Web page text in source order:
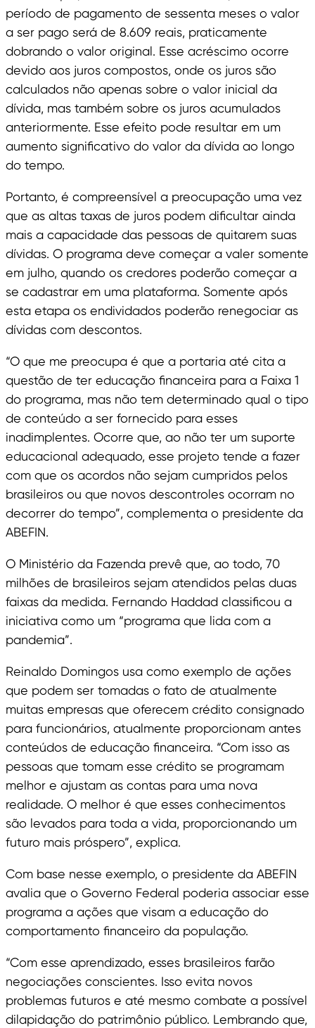
período de pagamento de sessenta meses o valor
a ser pago será de 8.609 reais, praticamente
dobrando o valor original. Esse acréscimo ocorre
devido aos juros compostos, onde os juros são
calculados não apenas sobre o valor inicial da
dívida, mas também sobre os juros acumulados
anteriormente. Esse efeito pode resultar em um
aumento significativo do valor da dívida ao longo
do tempo.
Portanto, é compreensível a preocupação uma vez
que as altas taxas de juros podem dificultar ainda
mais a capacidade das pessoas de quitarem suas
dívidas. O programa deve começar a valer somente
em julho, quando os credores poderão começar a
se cadastrar em uma plataforma. Somente após
esta etapa os endividados poderão renegociar as
dívidas com descontos.
“O que me preocupa é que a portaria até cita a
questão de ter educação financeira para a Faixa 1
do programa, mas não tem determinado qual o tipo
de conteúdo a ser fornecido para esses
inadimplentes. Ocorre que, ao não ter um suporte
educacional adequado, esse projeto tende a fazer
com que os acordos não sejam cumpridos pelos
brasileiros ou que novos descontroles ocorram no
decorrer do tempo”, complementa o presidente da
ABEFIN.
O Ministério da Fazenda prevê que, ao todo, 70
milhões de brasileiros sejam atendidos pelas duas
faixas da medida. Fernando Haddad classificou a
iniciativa como um “programa que lida com a
pandemia”.
Reinaldo Domingos usa como exemplo de ações
que podem ser tomadas o fato de atualmente
muitas empresas que oferecem crédito consignado
para funcionários, atualmente proporcionam antes
conteúdos de educação financeira. “Com isso as
pessoas que tomam esse crédito se programam
melhor e ajustam as contas para uma nova
realidade. O melhor é que esses conhecimentos
são levados para toda a vida, proporcionando um
futuro mais próspero”, explica.
Com base nesse exemplo, o presidente da ABEFIN
avalia que o Governo Federal poderia associar esse
programa a ações que visam a educação do
comportamento financeiro da população.
“Com esse aprendizado, esses brasileiros farão
negociações conscientes. Isso evita novos
problemas futuros e até mesmo combate a possível
dilapidação do patrimônio público. Lembrando que,